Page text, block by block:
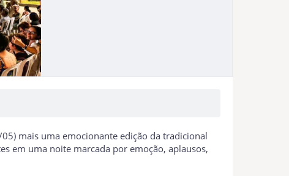
mais uma emocionante edição da tradicional
em uma noite marcada por emoção, aplausos,